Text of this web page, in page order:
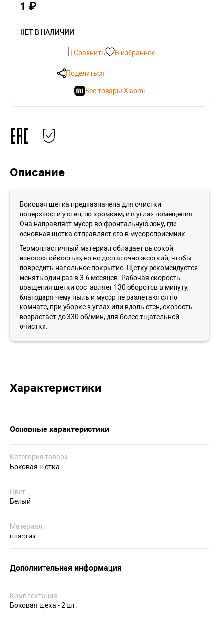
1 ₽
НЕТ В НАЛИЧИИ
Сравнить В избранное
Поделиться
Все товары Xiaomi
Описание
Боковая щетка предназначена для очистки
поверхности у стен, по кромкам, и в углах помещения.
Она направляет мусор во фронтальную зону, где
основная щетка отправляет его в мусороприемник.
Термопластичный материал обладает высокой
износостойкостью, но не достаточно жесткий, чтобы
повредить напольное покрытие. Щетку рекомендуется
менять один раз в 3-6 месяцев. Рабочая скорость
вращения щетки составляет 130 оборотов в минуту,
благодаря чему пыль и мусор не разлетаются по
комнате, при уборке в углах или вдоль стен, скорость
возрастает до 330 об/мин, для более тщательной
очистки.
Характеристики
Основные характеристики
Категория товара
Боковая щетка
Цвет
Белый
Материал
пластик
Дополнительная информация
Комплектация
Боковая щека - 2 шт.